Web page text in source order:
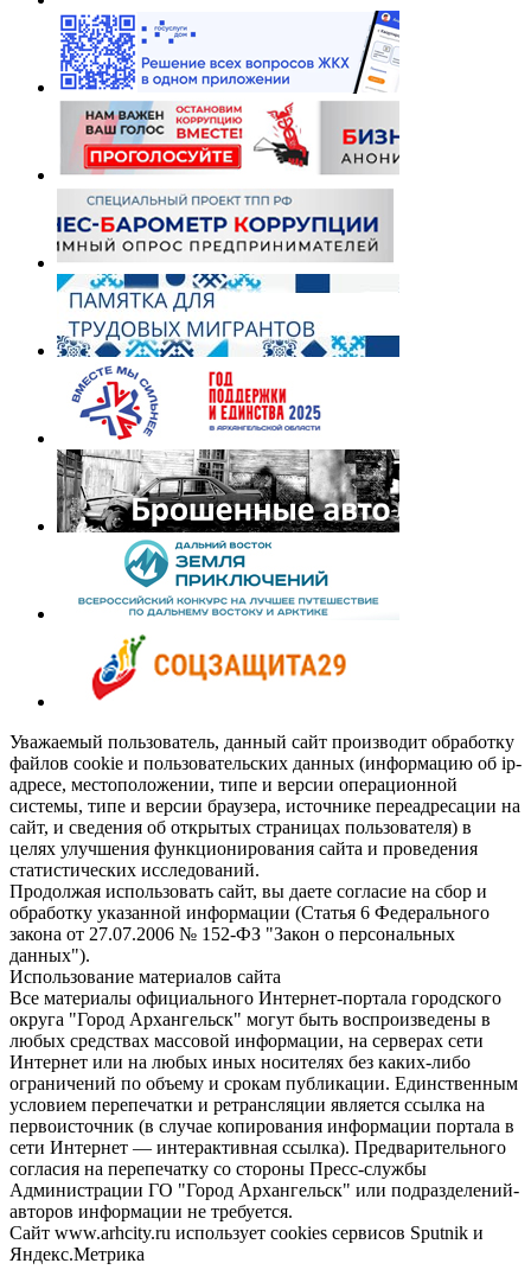
Уважаемый пользователь, данный сайт производит обработку
файлов cookie и пользовательских данных (информацию об ip-
адресе, местоположении, типе и версии операционной
системы, типе и версии браузера, источнике переадресации на
сайт, и сведения об открытых страницах пользователя) в
целях улучшения функционирования сайта и проведения
статистических исследований.
Продолжая использовать сайт, вы даете согласие на сбор и
обработку указанной информации (Статья 6 Федерального
закона от 27.07.2006 № 152-ФЗ "Закон о персональных
данных").
Использование материалов сайта
Все материалы официального Интернет-портала городского
округа "Город Архангельск" могут быть воспроизведены в
любых средствах массовой информации, на серверах сети
Интернет или на любых иных носителях без каких-либо
ограничений по объему и срокам публикации. Единственным
условием перепечатки и ретрансляции является ссылка на
первоисточник (в случае копирования информации портала в
сети Интернет — интерактивная ссылка). Предварительного
согласия на перепечатку со стороны Пресс-службы
Администрации ГО "Город Архангельск" или подразделений-
авторов информации не требуется.
Сайт www.arhcity.ru использует cookies сервисов Sputnik и
Яндекс.Метрика